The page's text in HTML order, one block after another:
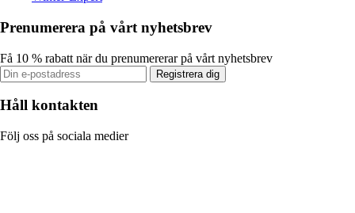
Prenumerera på vårt nyhetsbrev
Få 10 % rabatt när du prenumererar på vårt nyhetsbrev
Registrera dig
Håll kontakten
Följ oss på sociala medier